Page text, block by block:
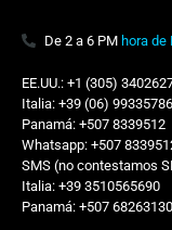
De 2 a 6 PM hora de
EE.UU.: +1 (305)
Italia: +39 (06) 99335786
Panamá: +507 8339512
Whatsapp: +507
SMS (no contestamos
Italia: +39 3510565690
Panamá: +507 68263130